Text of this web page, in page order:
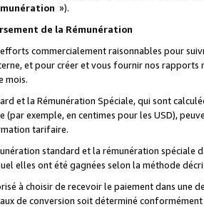
»).
de la Rémunération
commercialement raisonnables pour
et pour créer et vous fournir nos
mois.
et la Rémunération Spéciale, qui sont
(par exemple, en centimes pour les USD),
tarifaire.
standard et la rémunération spéciale
elles ont été gagnées selon la méthode
à choisir de recevoir le paiement dans une
de conversion soit déterminé